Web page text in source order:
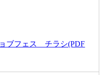
ョブフェス チラシ(PDF